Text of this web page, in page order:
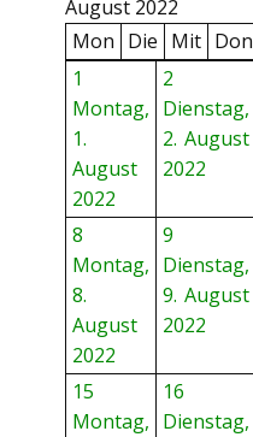
August 2022
Mon Die Mit Don
1
Montag,
1.
August
2022
2
Dienstag,
2. August
2022
8
Montag,
8.
August
2022
9
Dienstag,
9. August
2022
15
Montag,
16
Dienstag,